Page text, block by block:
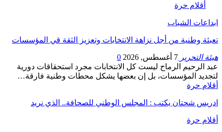
أقلام حرة
ابداعات الشباب
تعبئة وطنية من أجل نزاهة الانتخابات وتعزيز الثقة قي المؤسسات
هيئة التحرير 7 أغسطس, 2026
0
عبد الرحيم الرماح ليست كل الانتخابات مجرد استحقاقات دورية
لتجديد المؤسسات، بل إن بعضها يشكل محطات وطنية فارقة…
أقلام حرة
ادريس شحتان يكتب : المجلس الوطني للصحافة.. الذي نريد
أقلام حرة